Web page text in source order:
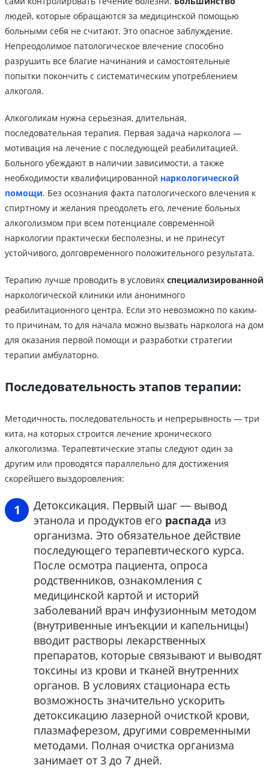
людей, которые обращаются за медицинской помощью
больными себя не считают. Это опасное заблуждение.
Непреодолимое патологическое влечение способно
разрушить все благие начинания и самостоятельные
попытки покончить с систематическим употреблением
алкоголя.
Алкоголикам нужна серьезная, длительная,
последовательная терапия. Первая задача нарколога —
мотивация на лечение с последующей реабилитацией.
Больного убеждают в наличии зависимости, а также
необходимости квалифицированной наркологической
помощи. Без осознания факта патологического влечения к
спиртному и желания преодолеть его, лечение больных
алкоголизмом при всем потенциале современной
наркологии практически бесполезны, и не принесут
устойчивого, долговременного положительного результата.
Терапию лучше проводить в условиях специализированной
наркологической клиники или анонимного
реабилитационного центра. Если это невозможно по каким-
то причинам, то для начала можно вызвать нарколога на дом
для оказания первой помощи и разработки стратегии
терапии амбулаторно.
Последовательность этапов терапии:
Методичность, последовательность и непрерывность — три
кита, на которых строится лечение хронического
алкоголизма. Терапевтические этапы следуют один за
другим или проводятся параллельно для достижения
скорейшего выздоровления:
Детоксикация. Первый шаг — вывод
этанола и продуктов его распада из
организма. Это обязательное действие
последующего терапевтического курса.
После осмотра пациента, опроса
родственников, ознакомления с
медицинской картой и историй
заболеваний врач инфузионным методом
(внутривенные инъекции и капельницы)
вводит растворы лекарственных
препаратов, которые связывают и выводят
токсины из крови и тканей внутренних
органов. В условиях стационара есть
возможность значительно ускорить
детоксикацию лазерной очисткой крови,
плазмаферезом, другими современными
методами. Полная очистка организма
занимает от 3 до 7 дней.